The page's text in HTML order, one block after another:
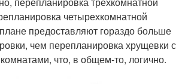
четырехкомнатной
предоставляют гораздо больше
чем перепланировка хрущевки с
что, в общем-то, логично.